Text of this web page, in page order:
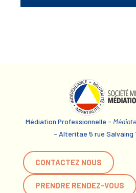
Médiation Professionnelle -
- Alteritae 5 rue Salvaing
CONTACTEZ NOUS
PRENDRE RENDEZ-VOUS